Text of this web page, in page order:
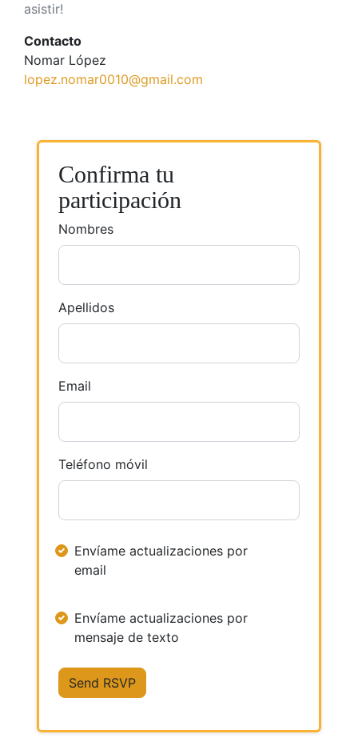
asistir!
Contacto
Nomar López
lopez.nomar0010@gmail.com
Confirma tu
participación
Nombres
Apellidos
Email
Teléfono móvil
Envíame actualizaciones por
email
Envíame actualizaciones por
mensaje de texto